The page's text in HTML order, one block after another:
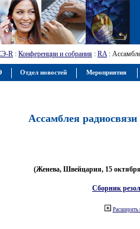
R : Конференции и собрания : RA:
Ассамблея
(Женева, Швейцария, 15
Сборник
Расширить
Отдел новостей Мероприятия